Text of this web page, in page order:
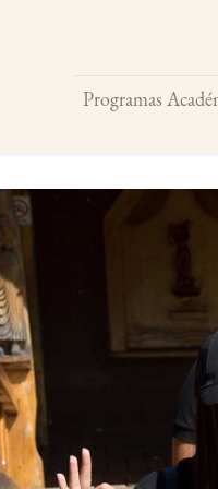
Programas
Buscar